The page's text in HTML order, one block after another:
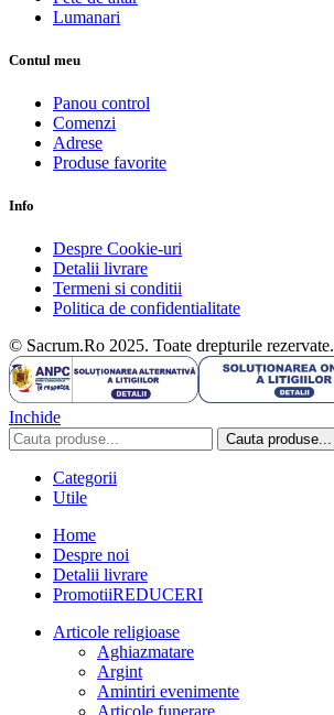
Lumanari
Contul meu
Panou control
Comenzi
Adrese
Produse favorite
Info
Despre Cookie-uri
Detalii livrare
Termeni si conditii
Politica de confidentialitate
© Sacrum.Ro 2025. Toate drepturile rezervate.
Inchide
Cauta produse...
Categorii
Utile
Home
Despre noi
Detalii livrare
PromotiiREDUCERI
Articole religioase
Aghiazmatare
Argint
Amintiri evenimente